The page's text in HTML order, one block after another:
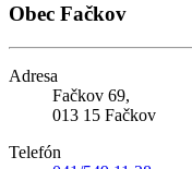
Obec Fačkov
Adresa
Fačkov 69,
013 15 Fačkov
Telefón